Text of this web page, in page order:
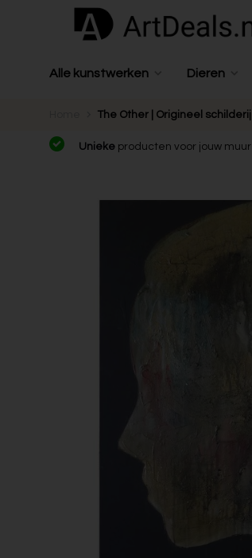
Alle kunstwerken Dieren
The Other | Origineel schilderij
Unieke producten voor jouw muur